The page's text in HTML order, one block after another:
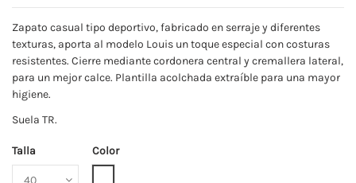
Zapato casual tipo deportivo, fabricado en serraje y diferentes
texturas, aporta al modelo Louis un toque especial con costuras
resistentes. Cierre mediante cordonera central y cremallera lateral,
para un mejor calce. Plantilla acolchada extraíble para una mayor
higiene.
Suela TR.
Talla
Color